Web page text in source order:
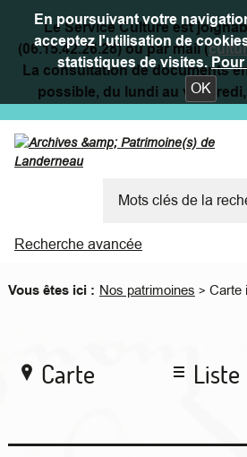
En poursuivant votre
acceptez l'utilisation de
statistiques de visites.
OK
Le Service Culture est
(06.15.42.26.28) ou par mail (
La consultation de documents
possible, du lundi au
Recherche avancée
Vous êtes ici : Nos patrimoines > Carte
Carte Liste